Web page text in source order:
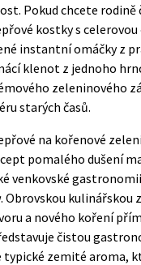
Pokud chcete
kostky s
instantní omáčky z
klenot z jednoho
zeleninového
starých časů.
na kořenové
pomalého dušení
venkovské
. Obrovskou
a nového koření
čistou
typické zemité aroma,